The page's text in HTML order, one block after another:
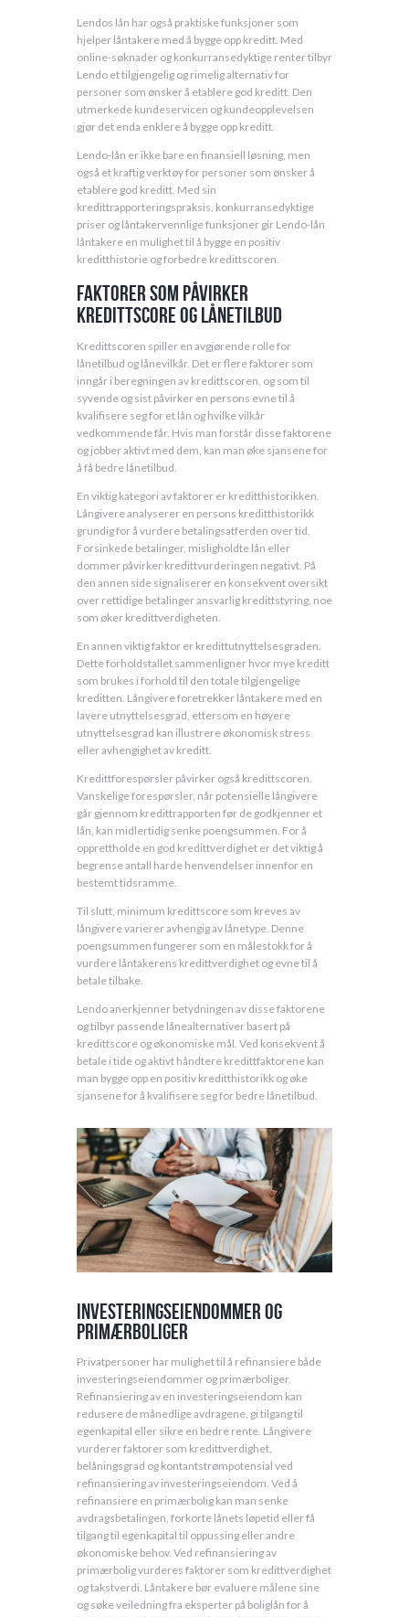
Lendos lån har også praktiske funksjoner som
hjelper låntakere med å bygge opp kreditt. Med
online-søknader og konkurransedyktige renter tilbyr
Lendo et tilgjengelig og rimelig alternativ for
personer som ønsker å etablere god kreditt. Den
utmerkede kundeservicen og kundeopplevelsen
gjør det enda enklere å bygge opp kreditt.
Lendo-lån er ikke bare en finansiell løsning, men
også et kraftig verktøy for personer som ønsker å
etablere god kreditt. Med sin
kredittrapporteringspraksis, konkurransedyktige
priser og låntakervennlige funksjoner gir Lendo-lån
låntakere en mulighet til å bygge en positiv
kreditthistorie og forbedre kredittscoren.
Faktorer som påvirker
kredittscore og lånetilbud
Kredittscoren spiller en avgjørende rolle for
lånetilbud og lånevilkår. Det er flere faktorer som
inngår i beregningen av kredittscoren, og som til
syvende og sist påvirker en persons evne til å
kvalifisere seg for et lån og hvilke vilkår
vedkommende får. Hvis man forstår disse faktorene
og jobber aktivt med dem, kan man øke sjansene for
å få bedre lånetilbud.
En viktig kategori av faktorer er kreditthistorikken.
Långivere analyserer en persons kreditthistorikk
grundig for å vurdere betalingsatferden over tid.
Forsinkede betalinger, misligholdte lån eller
dommer påvirker kredittvurderingen negativt. På
den annen side signaliserer en konsekvent oversikt
over rettidige betalinger ansvarlig kredittstyring, noe
som øker kredittverdigheten.
En annen viktig faktor er kredittutnyttelsesgraden.
Dette forholdstallet sammenligner hvor mye kreditt
som brukes i forhold til den totale tilgjengelige
kreditten. Långivere foretrekker låntakere med en
lavere utnyttelsesgrad, ettersom en høyere
utnyttelsesgrad kan illustrere økonomisk stress
eller avhengighet av kreditt.
Kredittforespørsler påvirker også kredittscoren.
Vanskelige forespørsler, når potensielle långivere
går gjennom kredittrapporten før de godkjenner et
lån, kan midlertidig senke poengsummen. For å
opprettholde en god kredittverdighet er det viktig å
begrense antall harde henvendelser innenfor en
bestemt tidsramme.
Til slutt, minimum kredittscore som kreves av
långivere varierer avhengig av lånetype. Denne
poengsummen fungerer som en målestokk for å
vurdere låntakerens kredittverdighet og evne til å
betale tilbake.
Lendo anerkjenner betydningen av disse faktorene
og tilbyr passende lånealternativer basert på
kredittscore og økonomiske mål. Ved konsekvent å
betale i tide og aktivt håndtere kredittfaktorene kan
man bygge opp en positiv kreditthistorikk og øke
sjansene for å kvalifisere seg for bedre lånetilbud.
Investeringseiendommer og
primærboliger
Privatpersoner har mulighet til å refinansiere både
investeringseiendommer og primærboliger.
Refinansiering av en investeringseiendom kan
redusere de månedlige avdragene, gi tilgang til
egenkapital eller sikre en bedre rente. Långivere
vurderer faktorer som kredittverdighet,
belåningsgrad og kontantstrømpotensial ved
refinansiering av investeringseiendom. Ved å
refinansiere en primærbolig kan man senke
avdragsbetalingen, forkorte lånets løpetid eller få
tilgang til egenkapital til oppussing eller andre
økonomiske behov. Ved refinansiering av
primærbolig vurderes faktorer som kredittverdighet
og takstverdi. Låntakere bør evaluere målene sine
og søke veiledning fra eksperter på boliglån for å